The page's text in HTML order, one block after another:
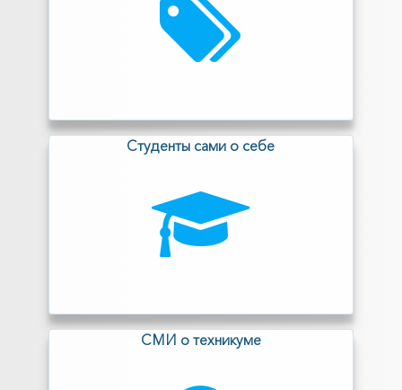
Cтуденты сами о себе
СМИ о техникуме